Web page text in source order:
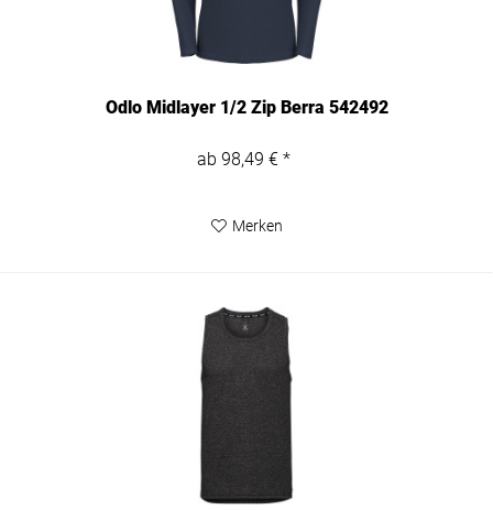
Odlo Midlayer 1/2 Zip Berra 542492
ab 98,49 € *
Merken